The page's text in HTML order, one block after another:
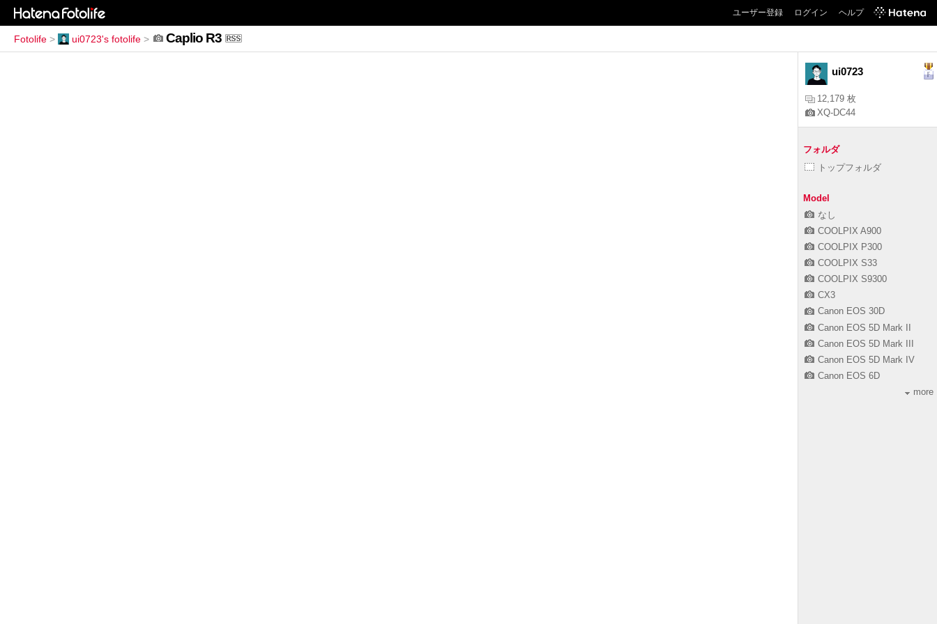
ユーザー登録 ログイン ヘルプ
Fotolife > ui0723's fotolife > Caplio R3
ui0723
12,179 枚
XQ-DC44
フォルダ
トップフォルダ
Model
なし
COOLPIX A900
COOLPIX P300
COOLPIX S33
COOLPIX S9300
CX3
Canon EOS 30D
Canon EOS 5D Mark II
Canon EOS 5D Mark III
Canon EOS 5D Mark IV
Canon EOS 6D
more